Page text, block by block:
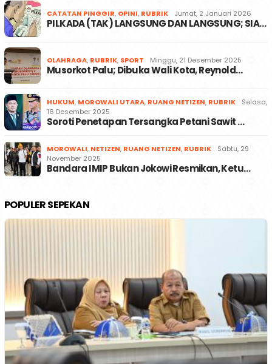
CATATAN PINGGIR, OPINI, RUBRIK Jumat, 2 Januari 2026
PILKADA (TAK) LANGSUNG DAN LANGSUNG; SIA…
OLAHRAGA, RUBRIK, SPORT Minggu, 21 Desember 2025
Musorkot Palu; Dibuka Wali Kota, Reynold…
HUKUM, MOROWALI UTARA, RUANG NETIZEN, RUBRIK
Selasa,
16 Desember 2025
Soroti Penetapan Tersangka Petani Sawit …
MOROWALI, NETIZEN, RUANG NETIZEN, RUBRIK
Sabtu, 29
November 2025
Bandara IMIP Bukan Jokowi Resmikan, Ketu…
POPULER SEPEKAN